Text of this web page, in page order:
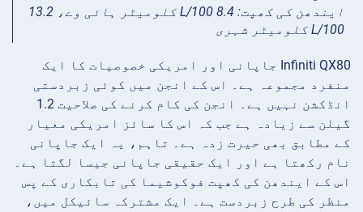
ایندھن کی کھپت: 8.4 L/100 کلومیٹر ہائی وے، 13.2
L/100 کلومیٹر شہری
Infiniti QX80 جاپانی اور امریکی خصوصیات کا ایک
منفرد مجموعہ ہے۔ اس کے انجن میں کوئی زبردستی
انڈکشن نہیں ہے۔ انجن کی کام کرنے کی صلاحیت 1.2
گیلن سے زیادہ ہے جب کہ اس کا سائز امریکی معیار
کے مطابق بھی حیرت زدہ ہے۔ تاہم، یہ ایک جاپانی
نام رکھتا ہے اور ایک حقیقی جاپانی جیسا لگتا ہے۔
اس کے ایندھن کی کھپت فوکوشیما کی تابکاری کے پس
منظر کی طرح زبردست ہے۔ ایک مشترکہ سائیکل میں،